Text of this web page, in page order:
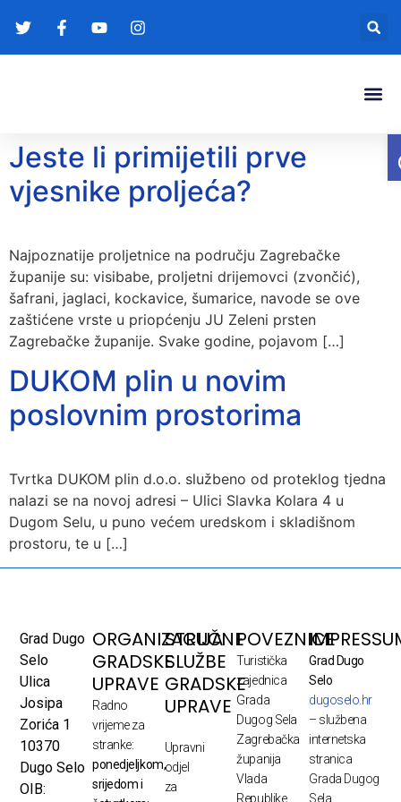
Jeste li primijetili prve
vjesnike proljeća?
Najpoznatije proljetnice na području Zagrebačke
županije su: visibabe, proljetni drijemovci (zvončić),
šafrani, jaglaci, kockavice, šumarice, navode se ove
zaštićene vrste u priopćenju JU Zeleni prsten
Zagrebačke županije. Svake godine, pojavom […]
DUKOM plin u novim
poslovnim prostorima
Tvrtka DUKOM plin d.o.o. službeno od proteklog tjedna
nalazi se na novoj adresi – Ulici Slavka Kolara 4 u
Dugom Selu, u puno većem uredskom i skladišnom
prostoru, te u […]
Grad Dugo
Selo
Ulica
Josipa
Zorića 1
10370
Dugo Selo
OIB:
ORGANIZACIJA
GRADSKE
UPRAVE
Radno
vrijeme za
stranke:
ponedjeljkom,
srijedom i
STRUČNE
SLUŽBE
GRADSKE
UPRAVE
Upravni
odjel
za
POVEZNICE
Turistička
zajednica
Grada
Dugog Sela
Zagrebačka
županija
Vlada
Republike
Grad Dugo
Selo
dugoselo.hr
– službena
internetska
stranica
Grada Dugog
Sela